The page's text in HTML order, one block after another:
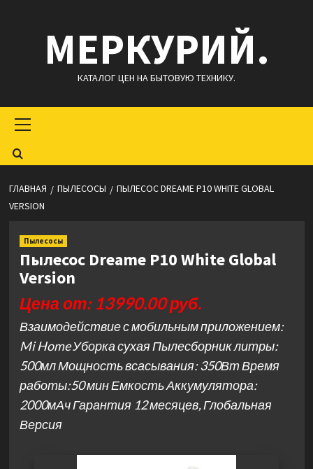
содержимомуМЕРКУРИЙ.
КАТАЛОГ ЦЕН НА БЫТОВУЮ ТЕХНИКУ.
меню
ГЛАВНАЯ ПЫЛЕСОСЫ
ПЫЛЕСОС DREAME P10 WHITE GLOBAL
VERSION
Пылесосы
Пылесос Dreame P10 White Global
Version
Цена от: 13990.00 руб.
Взаимодействие с мобильным приложением:
Mi Home Уборка сухая Пылесборник литры:
500мл Мощность всасывания: 350Вт Время
работы:50 мин Емкость Аккумулятора:
2000мАч Гарантия 12 месяцев, Глобальная
Версия